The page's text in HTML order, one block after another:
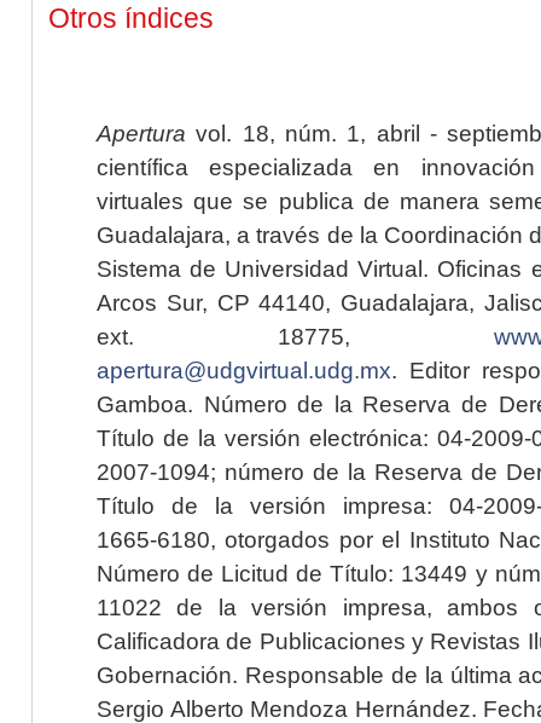
Otros índices
Apertura vol. 18, núm. 1, abril -
científica especializada en
virtuales que se publica de manera
Guadalajara, a través de la Coordinación
Sistema de Universidad Virtual. Oficinas
Arcos Sur, CP 44140, Guadalajara,
ext. 18775,
apertura@udgvirtual.udg.mx. Editor
Gamboa. Número de la Reserva de
Título de la versión electrónica: 04-2009-
2007-1094; número de la Reserva de
Título de la versión impresa: 04-2009-
1665-6180, otorgados por el Instituto
Número de Licitud de Título: 13449 y
11022 de la versión impresa, ambos
Calificadora de Publicaciones y Revistas
Gobernación. Responsable de la última
Sergio Alberto Mendoza Hernández.